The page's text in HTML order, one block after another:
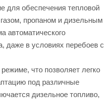
для обеспечения тепловой
пропаном и дизельным
автоматического
даже в условиях перебоев с
что позволяет легко
под различные
дизельное топливо,